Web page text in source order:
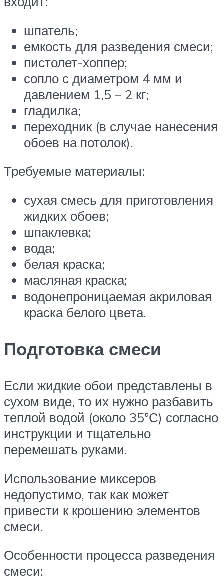
шпатель;
емкость для разведения смеси;
пистолет-хоппер;
сопло с диаметром 4 мм и
давлением 1,5 – 2 кг;
гладилка;
переходник (в случае нанесения
обоев на потолок).
Требуемые материалы:
сухая смесь для приготовления
жидких обоев;
шпаклевка;
вода;
белая краска;
масляная краска;
водонепроницаемая акриловая
краска белого цвета.
Подготовка смеси
Если жидкие обои представлены в
сухом виде, то их нужно разбавить
теплой водой (около 35°С) согласно
инструкции и тщательно
перемешать руками.
Использование миксеров
недопустимо, так как может
привести к крошению элементов
смеси.
Особенности процесса разведения
смеси: